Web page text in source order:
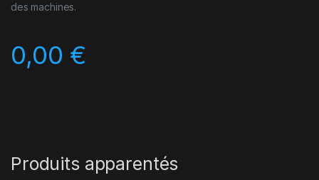
des machines.
0,00 €
Produits apparentés